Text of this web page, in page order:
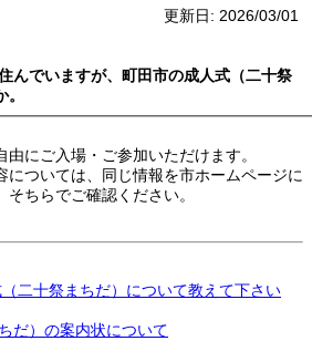
更新日: 2026/03/01
でいますが、町田市の成人式（二十祭
にご入場・ご参加いただけます。
については、同じ情報を市ホームページに
ちらでご確認ください。
二十祭まちだ）について教えて下さい
だ）の案内状について